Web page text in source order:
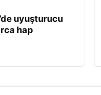
uyuşturucu
hap